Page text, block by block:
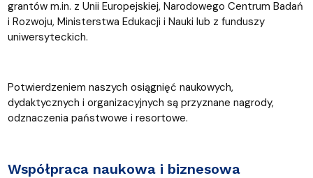
grantów m.in. z Unii Europejskiej, Narodowego Centrum Badań
i Rozwoju, Ministerstwa Edukacji i Nauki lub z funduszy
uniwersyteckich.
Potwierdzeniem naszych osiągnięć naukowych,
dydaktycznych i organizacyjnych są przyznane nagrody,
odznaczenia państwowe i resortowe.
Współpraca naukowa i biznesowa